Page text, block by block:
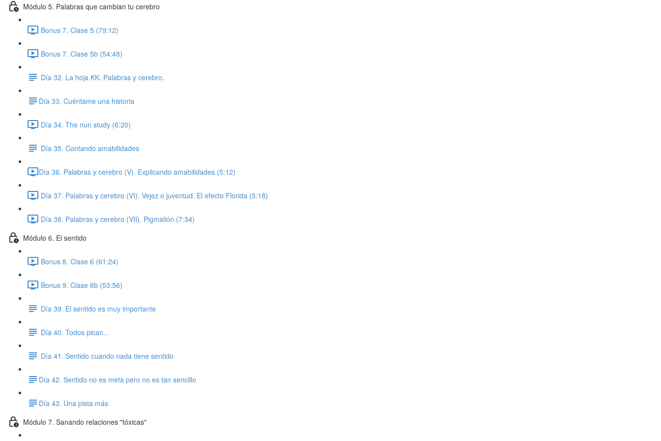
Módulo 5. Palabras que cambian tu cerebro
Bonus 7. Clase 5 (79:12)
Bonus 7. Clase 5b (54:48)
Día 32. La hoja KK. Palabras y cerebro.
​Día 33. Cuéntame una historia
Día 34. The nun study (6:20)
Día 35. Contando amabilidades
​Día 36. Palabras y cerebro (V). Explicando amabilidades (5:12)
Día 37. Palabras y cerebro (VI). Vejez o juventud. El efecto Florida (5:18)
Día 38. Palabras y cerebro (VII). Pigmalión (7:34)
Módulo 6. El sentido
Bonus 8. Clase 6 (61:24)
Bonus 9. Clase 6b (53:56)
Día 39. El sentido es muy importante
Día 40. Todos pican...
Día 41. Sentido cuando nada tiene sentido
​Día 42. Sentido no es meta pero no es tan sencillo
​Día 43. Una pista más
Módulo 7. Sanando relaciones "tóxicas"